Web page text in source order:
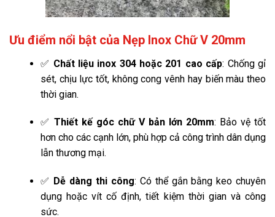
Ưu điểm nổi bật của Nẹp Inox Chữ V 20mm
✅ Chất liệu inox 304 hoặc 201 cao cấp: Chống gỉ
sét, chịu lực tốt, không cong vênh hay biến màu theo
thời gian.
✅ Thiết kế góc chữ V bản lớn 20mm: Bảo vệ tốt
hơn cho các cạnh lớn, phù hợp cả công trình dân dụng
lẫn thương mại.
✅ Dễ dàng thi công: Có thể gắn bằng keo chuyên
dụng hoặc vít cố định, tiết kiệm thời gian và công
sức.